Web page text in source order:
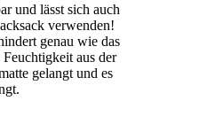
und lässt sich auch
verwenden!
genau wie das
aus der
gelangt und es